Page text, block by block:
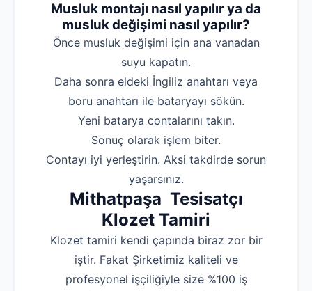
Musluk montajı nasıl yapılır ya da
musluk değişimi nasıl yapılır?
‌Önce musluk değişimi için ana vanadan
suyu kapatın.
‌Daha sonra eldeki İngiliz anahtarı veya
boru anahtarı ile bataryayı sökün.
‌Yeni batarya contalarını takın.
‌Sonuç olarak işlem biter.
‌Contayı iyi yerleştirin. Aksi takdirde sorun
yaşarsınız.
Mithatpaşa Tesisatçı
Klozet Tamiri
Klozet tamiri kendi çapında biraz zor bir
iştir. Fakat Şirketimiz kaliteli ve
profesyonel işçiliğiyle size %100 iş